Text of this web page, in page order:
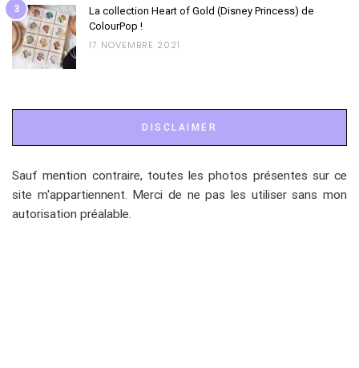
3
La collection Heart of Gold (Disney Princess) de
ColourPop !
17 NOVEMBRE 2021
DISCLAIMER
Sauf mention contraire, toutes les photos présentes sur ce
site m'appartiennent. Merci de ne pas les utiliser sans mon
autorisation préalable.